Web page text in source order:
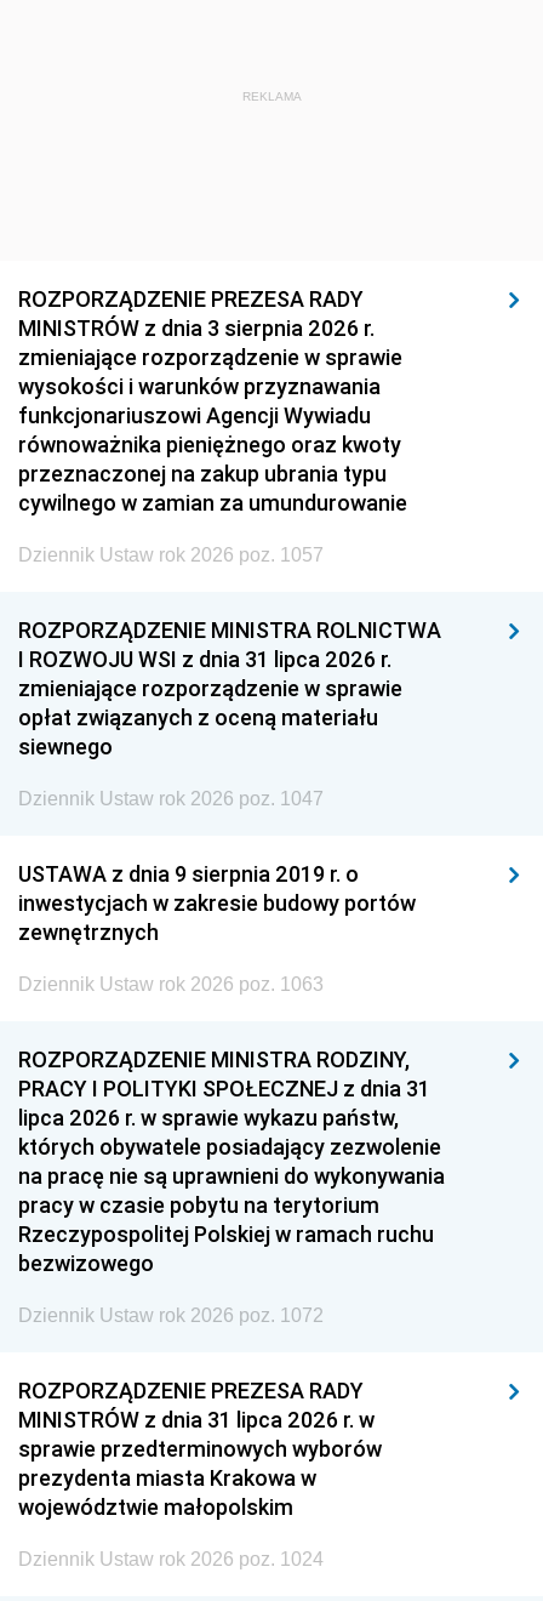
REKLAMA
ROZPORZĄDZENIE PREZESA RADY
MINISTRÓW z dnia 3 sierpnia 2026 r.
zmieniające rozporządzenie w sprawie
wysokości i warunków przyznawania
funkcjonariuszowi Agencji Wywiadu
równoważnika pieniężnego oraz kwoty
przeznaczonej na zakup ubrania typu
cywilnego w zamian za umundurowanie
Dziennik Ustaw rok 2026 poz. 1057
ROZPORZĄDZENIE MINISTRA ROLNICTWA
I ROZWOJU WSI z dnia 31 lipca 2026 r.
zmieniające rozporządzenie w sprawie
opłat związanych z oceną materiału
siewnego
Dziennik Ustaw rok 2026 poz. 1047
USTAWA z dnia 9 sierpnia 2019 r. o
inwestycjach w zakresie budowy portów
zewnętrznych
Dziennik Ustaw rok 2026 poz. 1063
ROZPORZĄDZENIE MINISTRA RODZINY,
PRACY I POLITYKI SPOŁECZNEJ z dnia 31
lipca 2026 r. w sprawie wykazu państw,
których obywatele posiadający zezwolenie
na pracę nie są uprawnieni do wykonywania
pracy w czasie pobytu na terytorium
Rzeczypospolitej Polskiej w ramach ruchu
bezwizowego
Dziennik Ustaw rok 2026 poz. 1072
ROZPORZĄDZENIE PREZESA RADY
MINISTRÓW z dnia 31 lipca 2026 r. w
sprawie przedterminowych wyborów
prezydenta miasta Krakowa w
województwie małopolskim
Dziennik Ustaw rok 2026 poz. 1024